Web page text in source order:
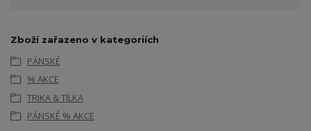
Zboží zařazeno v kategoriích
PÁNSKÉ
% AKCE
TRIKA & TÍLKA
PÁNSKÉ % AKCE